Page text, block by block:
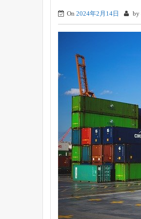
On 2024年2月14日 by